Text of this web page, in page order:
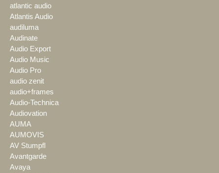
atlantic audio
Atlantis Audio
audiluma
Audinate
Audio Export
Audio Music
Audio Pro
audio zenit
audio+frames
Audio-Technica
Audiovation
AUMA
AUMOVIS
AV Stumpfl
Avantgarde
Avaya